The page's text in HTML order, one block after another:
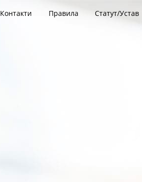
Контакти Правила Статут/Устав